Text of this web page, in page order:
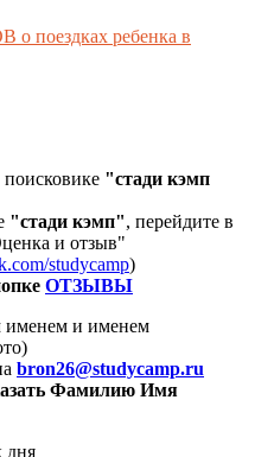
поездках ребенка в
поисковике "стади кэмп
"стади кэмп", перейдите в
и отзыв"
studycamp)
ОТЗЫВЫ
именем и именем
bron26@studycamp.ru
Фамилию Имя
дня